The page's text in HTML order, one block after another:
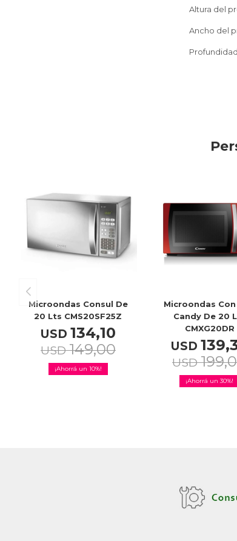
Altura del
Ancho del
Microondas Consul De
20 Lts CMS20SF25Z
USD 134,10
USD 149,00
10
Microondas
Candy De 20
CMXG20DR
USD
USD
30